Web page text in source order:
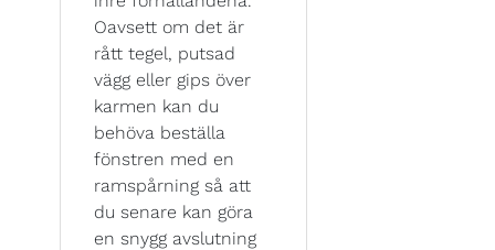
Oavsett om det är
rått tegel, putsad
vägg eller gips över
karmen kan du
behöva beställa
fönstren med en
ramspårning så att
du senare kan göra
en snygg avslutning